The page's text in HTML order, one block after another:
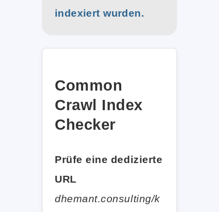
indexiert wurden.
Common
Crawl Index
Checker
Prüfe eine dedizierte
URL
dhemant.consulting/k